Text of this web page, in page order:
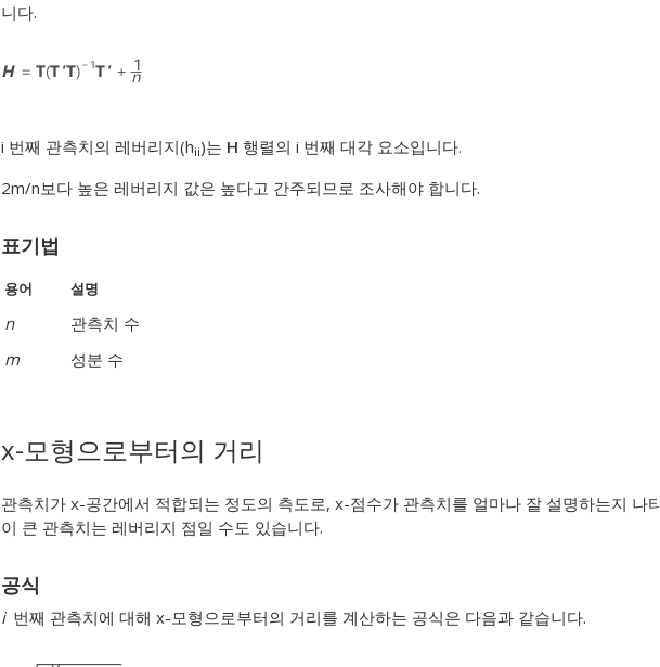
니다.
i 번째 관측치의 레버리지(hii)는 H 행렬의 i 번째 대각 요소입니다.
2m/n보다 높은 레버리지 값은 높다고 간주되므로 조사해야 합니다.
표기법
용어 설명
n
관측치 수
m
성분 수
x-모형으로부터의 거리
관측치가 x-공간에서 적합되는 정도의 측도로, x-점수가 관측치를 얼마나 잘 설명하는지 나
이 큰 관측치는 레버리지 점일 수도 있습니다.
공식
i 번째 관측치에 대해 x-모형으로부터의 거리를 계산하는 공식은 다음과 같습니다.